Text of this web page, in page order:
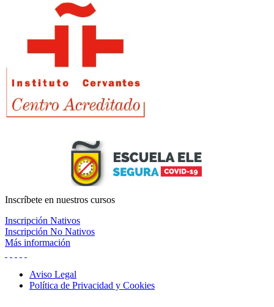
principal
Inscríbete en nuestros cursos
Inscripción Nativos
Inscripción No Nativos
Más información
Aviso Legal
Política de Privacidad y Cookies